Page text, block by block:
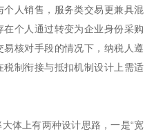
人销售，服务类交易更兼具混
个人通过转变为企业身份采购
核对手段的情况下，纳税人遵
制衔接与抵扣机制设计上需适
体上有两种设计思路，一是“宽